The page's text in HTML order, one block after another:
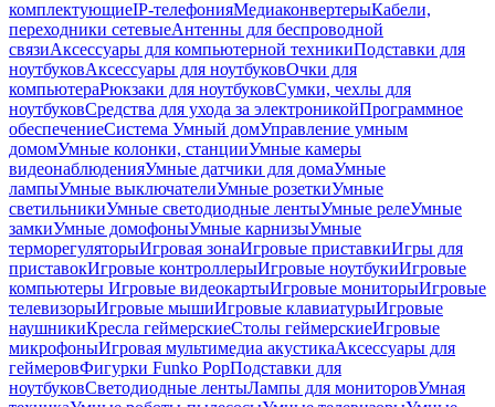
комплектующиеIP-телефонияМедиаконвертерыКабели,
переходники сетевыеАнтенны для беспроводной
связиАксессуары для компьютерной техникиПодставки для
ноутбуковАксессуары для ноутбуковОчки для
компьютераРюкзаки для ноутбуковСумки, чехлы для
ноутбуковСредства для ухода за электроникойПрограммное
обеспечениеСистема Умный домУправление умным
домомУмные колонки, станцииУмные камеры
видеонаблюденияУмные датчики для домаУмные
лампыУмные выключателиУмные розеткиУмные
светильникиУмные светодиодные лентыУмные релеУмные
замкиУмные домофоныУмные карнизыУмные
терморегуляторыИгровая зонаИгровые приставкиИгры для
приставокИгровые контроллерыИгровые ноутбукиИгровые
компьютеры Игровые видеокартыИгровые мониторыИгровые
телевизорыИгровые мышиИгровые клавиатурыИгровые
наушникиКресла геймерскиеСтолы геймерскиеИгровые
микрофоныИгровая мультимедиа акустикаАксессуары для
геймеровФигурки Funko PopПодставки для
ноутбуковСветодиодные лентыЛампы для мониторовУмная